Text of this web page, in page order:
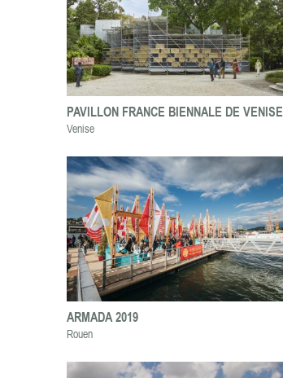
PAVILLON FRANCE BIENNALE DE VENISE
Venise
ARMADA 2019
Rouen